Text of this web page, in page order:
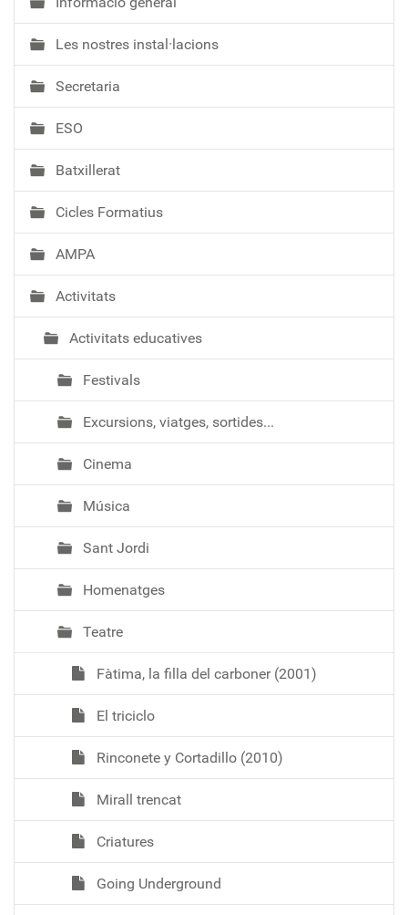
a
v
e
g
a
c
ó
Les nostres instal·lacions
Secretaria
ESO
Batxillerat
Cicles Formatius
AMPA
Activitats
Activitats educatives
Festivals
Excursions, viatges, sortides...
Cinema
Música
Sant Jordi
Homenatges
Teatre
Fàtima, la filla del carboner (2001)
El triciclo
Rinconete y Cortadillo (2010)
Mirall trencat
Criatures
Going Underground